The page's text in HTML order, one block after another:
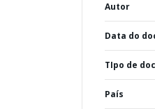
Autor
Data do
TIpo de
País